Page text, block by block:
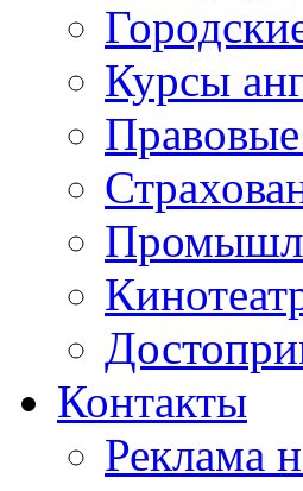
Курсы
Контакты
Реклама